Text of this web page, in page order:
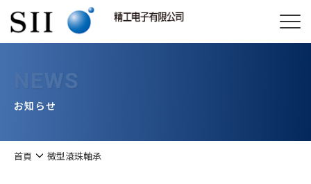
NEWS
お知らせ
首頁 微型滾珠軸承